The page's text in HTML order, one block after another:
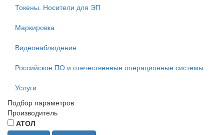
Токены. Носители для ЭП
Маркировка
Видеонаблюдение
Российское ПО и отечественные операционные системы
Услуги
Подбор параметров
Производитель
АТОЛ